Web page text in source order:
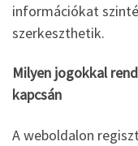
információkat
szerkeszthetik.
Milyen jogokkal
kapcsán
A weboldalon